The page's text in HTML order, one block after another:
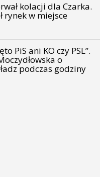
kolacji dla Czarka.
rynek w miejsce
PiS ani KO czy PSL”.
o
podczas godziny